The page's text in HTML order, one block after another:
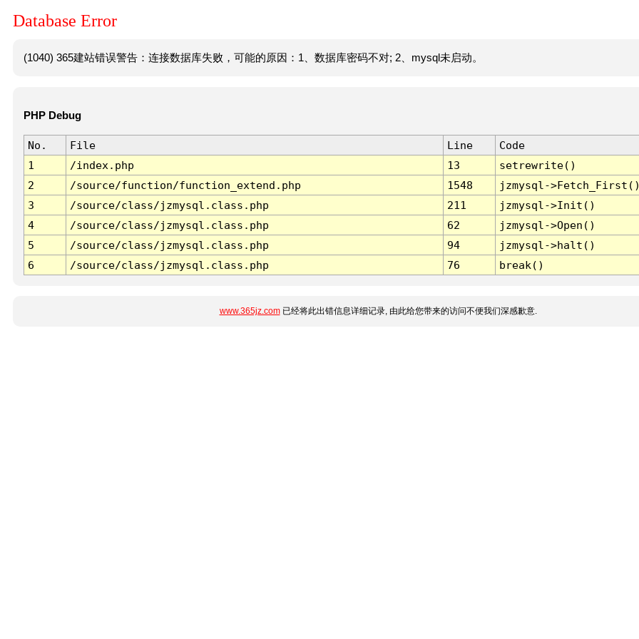
Database Error
(1040) 365建站错误警告：连接数据库失败，可能的原因：1、数据库密码不对; 2、mysql未启动。
PHP Debug
No. File Line
Code
1
/index.php 13
setrewrite()
2
/source/function/function_extend.php 1548
jzmysql-
3
/source/class/jzmysql.class.php 211
jzmysql->Init()
4
/source/class/jzmysql.class.php 62
jzmysql->Open()
5
/source/class/jzmysql.class.php 94
jzmysql->halt()
6
/source/class/jzmysql.class.php 76 break()
www.365jz.com已经将此出错信息详细记录, 由此给您带来的访问不便我们深感歉意.